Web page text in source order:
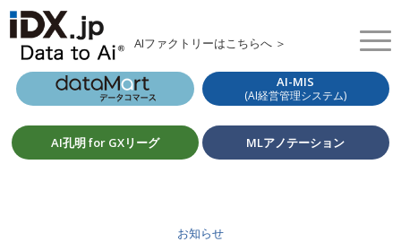
AIファクトリーはこちらへ ＞
AI-MIS
(AI経営管理システム)
AI孔明 for GXリーグ MLアノテーション
お知らせ